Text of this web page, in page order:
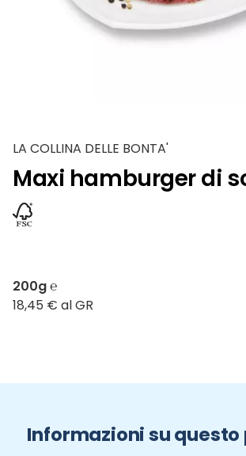
LA COLLINA DELLE BONTA'
Maxi hamburger di
200g ℮
18,45 € al GR
Informazioni su